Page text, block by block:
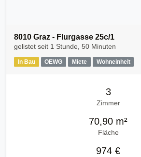
8010 Graz - Flurgasse 25c/1
gelistet seit 1 Stunde, 50 Minuten
In Bau OEWG Miete Wohneinheit
3
Zimmer
70,90 m²
Fläche
974 €